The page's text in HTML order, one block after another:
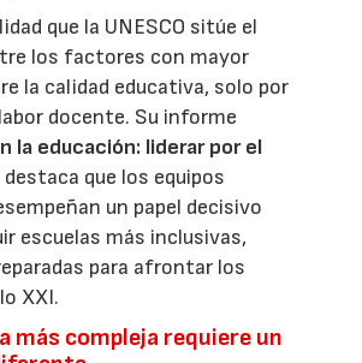
que la UNESCO sitúe el
los factores con mayor
la calidad educativa, solo por
docente. Su informe
la educación: liderar por el
destaca que los equipos
un papel decisivo
escuelas más inclusivas,
para afrontar los
XXI.
más compleja requiere un